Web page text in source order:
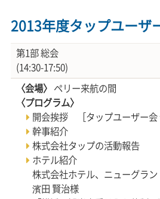
2013年度タップユーザ
第1部 総会
(14:30-17:50)
〈会場〉 ペリー来航の間
〈プログラム〉
開会挨拶 ［タップユーザー会
幹事紹介
株式会社タップの活動報告
ホテル紹介
株式会社ホテル、ニューグラ
濱田 賢治様